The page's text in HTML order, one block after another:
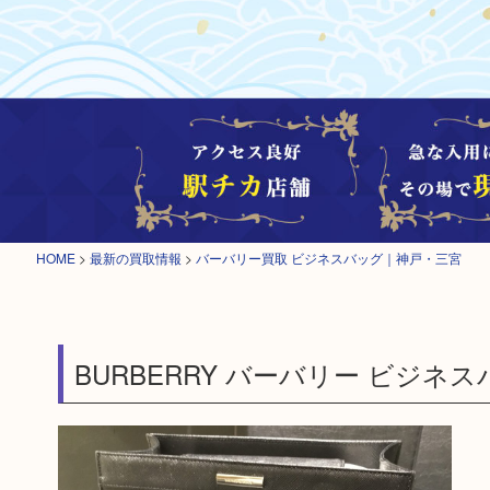
HOME > 最新の買取情報 > バーバリー買取 ビジネスバッグ｜神戸・三宮
BURBERRY バーバリー ビジネス